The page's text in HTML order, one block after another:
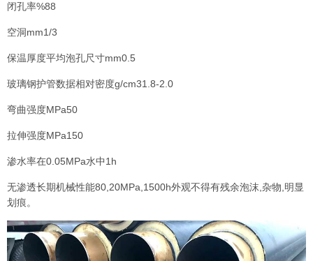
闭孔率%88
空洞mm1/3
保温厚度平均泡孔尺寸mm0.5
玻璃钢护管数据相对密度g/cm31.8-2.0
弯曲强度MPa50
拉伸强度MPa150
渗水率在0.05MPa水中1h
无渗透长期机械性能80,20MPa,1500h外观不得有残余泡沫,杂物,明显
划痕。